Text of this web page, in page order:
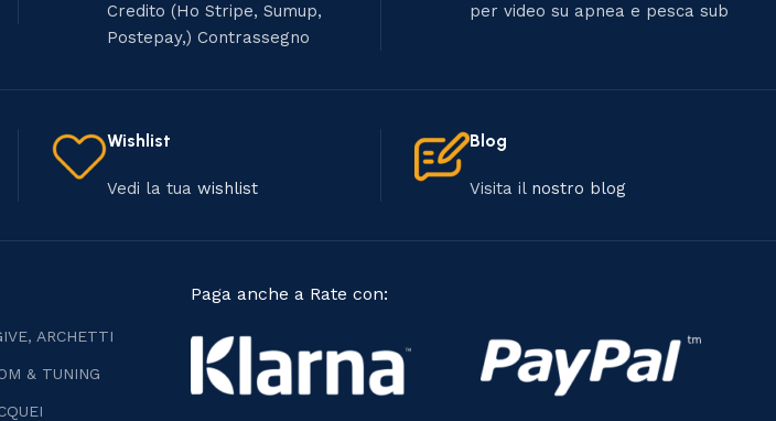
Credito (Ho Stripe, Sumup,
Postepay,) Contrassegno
per video su apnea e pesca sub
Wishlist
Vedi la tuawishlist
Blog
Visita il nostro blog
ARCHETTI
& TUNING
Paga anche a Rate con: